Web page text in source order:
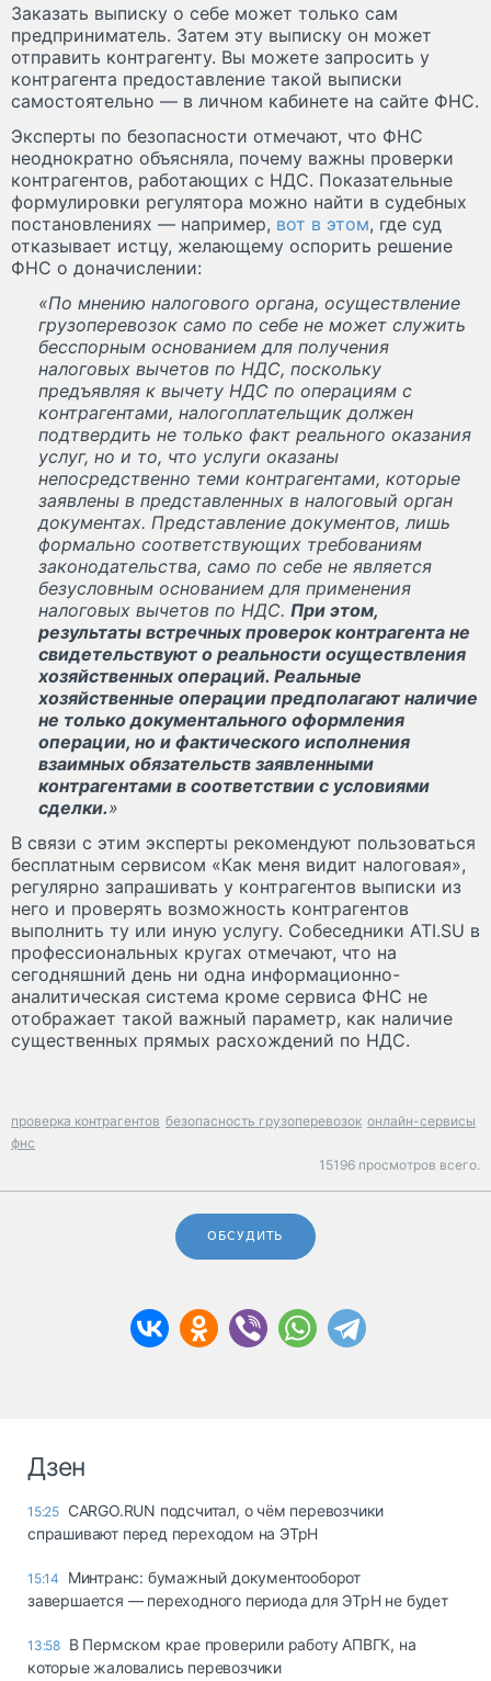
Заказать выписку о себе может только сам
предприниматель. Затем эту выписку он может
отправить контрагенту. Вы можете запросить у
контрагента предоставление такой выписки
самостоятельно — в личном кабинете на сайте ФНС.
Эксперты по безопасности отмечают, что ФНС
неоднократно объясняла, почему важны проверки
контрагентов, работающих с НДС. Показательные
формулировки регулятора можно найти в судебных
постановлениях — например, вот в этом, где суд
отказывает истцу, желающему оспорить решение
ФНС о доначислении:
«По мнению налогового органа, осуществление
грузоперевозок само по себе не может служить
бесспорным основанием для получения
налоговых вычетов по НДС, поскольку
предъявляя к вычету НДС по операциям с
контрагентами, налогоплательщик должен
подтвердить не только факт реального оказания
услуг, но и то, что услуги оказаны
непосредственно теми контрагентами, которые
заявлены в представленных в налоговый орган
документах. Представление документов, лишь
формально соответствующих требованиям
законодательства, само по себе не является
безусловным основанием для применения
налоговых вычетов по НДС. При этом,
результаты встречных проверок контрагента не
свидетельствуют о реальности осуществления
хозяйственных операций. Реальные
хозяйственные операции предполагают наличие
не только документального оформления
операции, но и фактического исполнения
взаимных обязательств заявленными
контрагентами в соответствии с условиями
сделки.»
В связи с этим эксперты рекомендуют пользоваться
бесплатным сервисом «Как меня видит налоговая»,
регулярно запрашивать у контрагентов выписки из
него и проверять возможность контрагентов
выполнить ту или иную услугу. Собеседники ATI.SU в
профессиональных кругах отмечают, что на
сегодняшний день ни одна информационно-
аналитическая система кроме сервиса ФНС не
отображает такой важный параметр, как наличие
существенных прямых расхождений по НДС.
проверка контрагентов безопасность грузоперевозок онлайн-сервисы
фнс
15196 просмотров всего.
ОБСУДИТЬ
Дзен
15:25 CARGO.RUN подсчитал, о чём перевозчики
спрашивают перед переходом на ЭТрН
15:14
Минтранс: бумажный документооборот
завершается — переходного периода для ЭТрН не будет
13:58 В Пермском крае проверили работу АПВГК, на
которые жаловались перевозчики